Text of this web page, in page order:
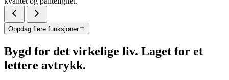
Oppdag flere funksjoner
Bygd for det virkelige liv. Laget for et
lettere avtrykk.